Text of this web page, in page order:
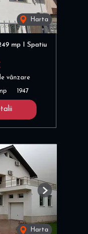
Harta
mp I Spatiu
vânzare
1947
Harta
Next